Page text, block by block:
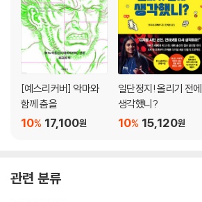
[예스리커버] 악마와
함께 춤을
17,100원
10%
일단정지! 올리기 전에
생각했니?
15,120원
10%
관련 분류